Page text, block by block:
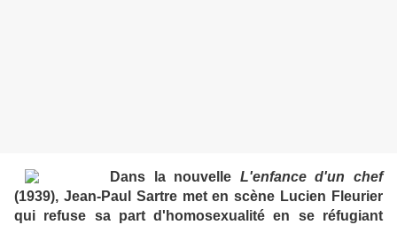
Dans la nouvelle L'enfance d'un chef
(1939), Jean-Paul Sartre met en scène Lucien Fleurier
qui refuse sa part d'homosexualité en se réfugiant